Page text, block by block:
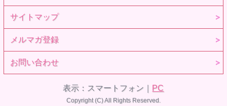
サイトマップ
メルマガ登録
お問い合わせ
表示：スマートフォン｜ PC
Copyright (C) All Rights Reserved.